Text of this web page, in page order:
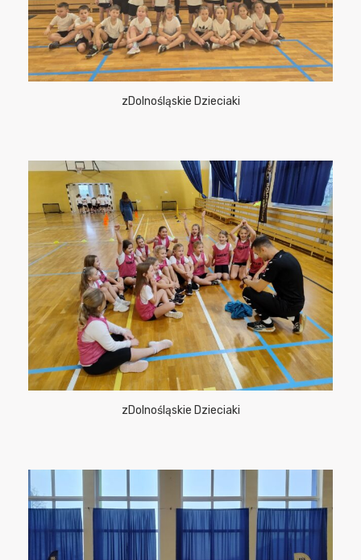
zDolnośląskie Dzieciaki
zDolnośląskie Dzieciaki